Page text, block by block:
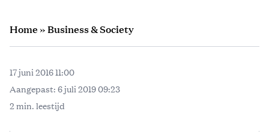
Home»Business & Society
17 juni 2016 11:00
Aangepast: 6 juli 2019 09:23
2 min. leestijd